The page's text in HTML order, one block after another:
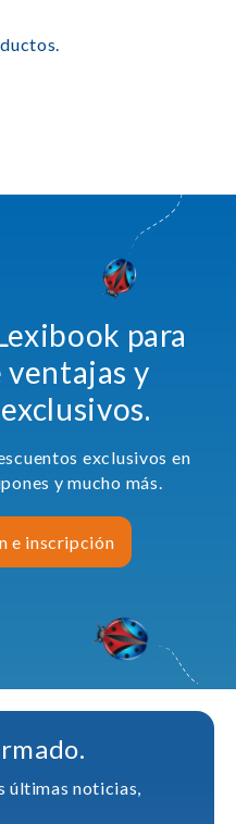
para
y
exclusivos en
y mucho más.
e inscripción
últimas noticias,